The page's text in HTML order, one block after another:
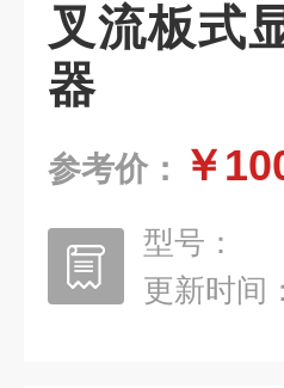
叉流板式
器
参考价： ￥
型号：
更新时间：